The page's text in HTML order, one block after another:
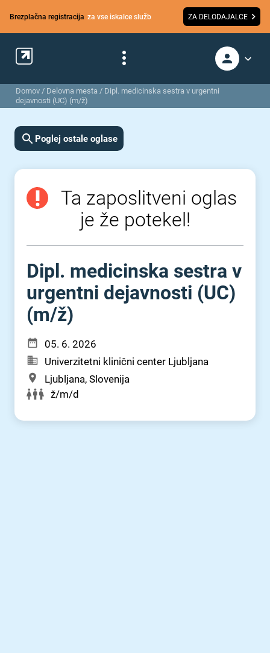
Brezplačna registracija za vse iskalce služb ZA DELODAJALCE
Domov / Delovna mesta / Dipl. medicinska sestra v urgentni
dejavnosti (UC) (m/ž)
Poglej ostale oglase
Ta zaposlitveni oglas
je že potekel!
Dipl. medicinska sestra v
urgentni dejavnosti (UC)
(m⁠/⁠ž)
05. 6. 2026
Univerzitetni klinični center Ljubljana
Ljubljana, Slovenija
ž/m/d